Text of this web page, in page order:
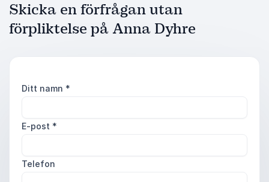
Skicka en förfrågan utan
förpliktelse på Anna Dyhre
Ditt namn *
E-post *
Telefon